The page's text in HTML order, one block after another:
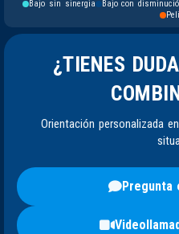
Bajo sin sinergia
Bajo con
¿TIENES
Orientación personalizada
Pregunta